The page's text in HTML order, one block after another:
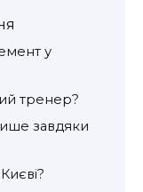
у
тренер?
завдяки